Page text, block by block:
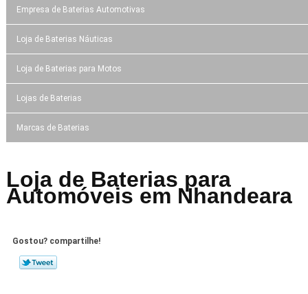
Empresa de Baterias Automotivas
Loja de Baterias Náuticas
Loja de Baterias para Motos
Lojas de Baterias
Marcas de Baterias
Loja de Baterias para
Automóveis em Nhandeara
Gostou? compartilhe!